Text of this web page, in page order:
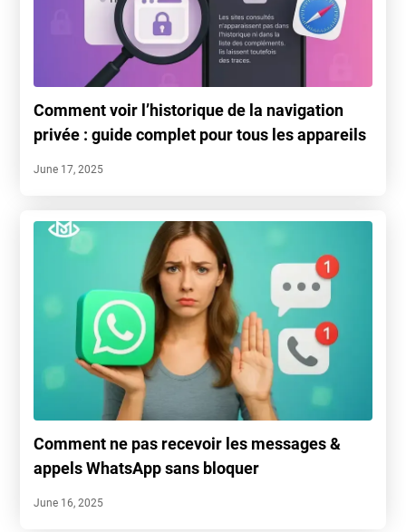
Comment voir l’historique de la navigation
privée : guide complet pour tous les appareils
June 17, 2025
Comment ne pas recevoir les messages &
appels WhatsApp sans bloquer
June 16, 2025